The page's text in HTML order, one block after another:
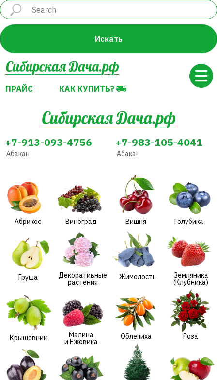
Искать
ПРАЙС КАК КУПИТЬ?
Груша
Написать в WhatsApp
ПРАЙС
КАК КУПИТЬ?
Декоративные
растения
Жимолость Земляника
(Клубника)
Крышовник и Ежевика
Облепиха Роза
Слива Смородина Хвойники Яблоня